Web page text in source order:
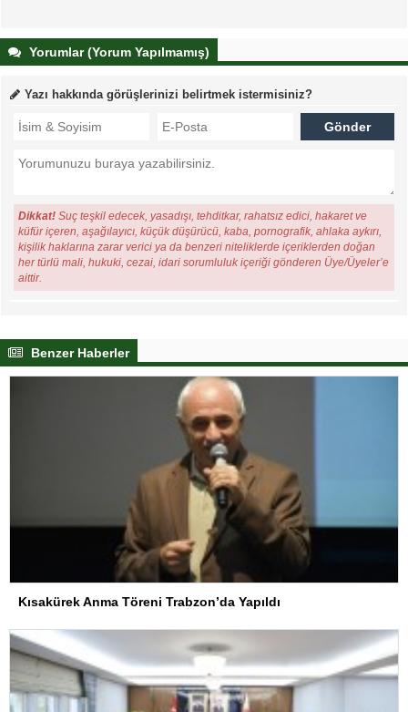
Yorumlar (Yorum Yapılmamış)
Yazı hakkında görüşlerinizi belirtmek istermisiniz?
Dikkat! Suç teşkil edecek, yasadışı, tehditkar, rahatsız edici, hakaret ve
küfür içeren, aşağılayıcı, küçük düşürücü, kaba, pornografik, ahlaka aykırı,
kişilik haklarına zarar verici ya da benzeri niteliklerde içeriklerden doğan
her türlü mali, hukuki, cezai, idari sorumluluk içeriği gönderen Üye/Üyeler’e
aittir.
Benzer Haberler
Kısakürek Anma Töreni Trabzon’da Yapıldı